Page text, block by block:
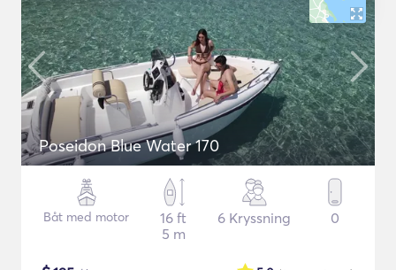
Poseidon Blue Water 170
Båt med motor
16 ft
5 m
6 Kryssning 0